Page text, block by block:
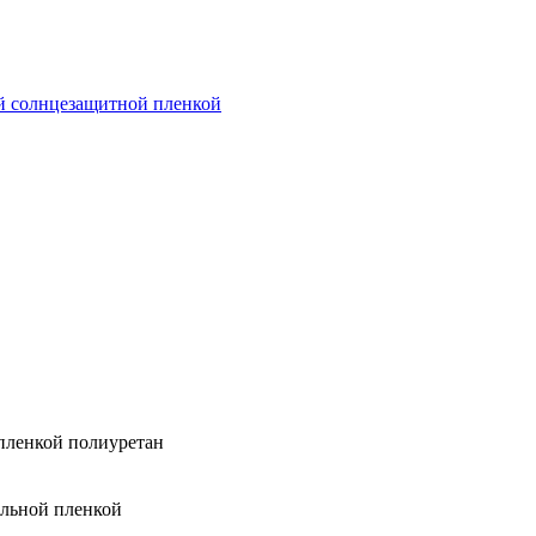
солнцезащитной пленкой
полиуретан
пленкой